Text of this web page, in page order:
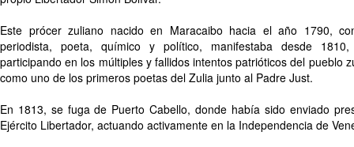
Este prócer zuliano nacido en Maracaibo hacia el año 1790,
periodista, poeta, químico y político, manifestaba desde
participando en los múltiples y fallidos intentos patrióticos del pueblo
como uno de los primeros poetas del Zulia junto al Padre Just.
En 1813, se fuga de Puerto Cabello, donde había sido enviado
Ejército Libertador, actuando activamente en la Independencia de